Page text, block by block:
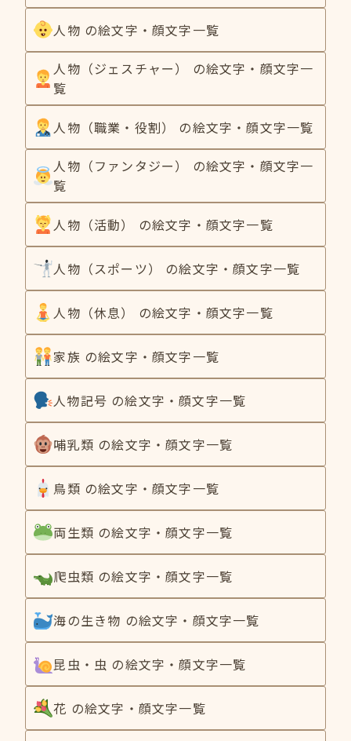
人物 の絵文字・顔文字一覧
人物（ジェスチャー） の絵文字・顔文字一
覧
人物（職業・役割） の絵文字・顔文字一覧
人物（ファンタジー） の絵文字・顔文字一
覧
人物（活動） の絵文字・顔文字一覧
人物（スポーツ） の絵文字・顔文字一覧
人物（休息） の絵文字・顔文字一覧
家族 の絵文字・顔文字一覧
人物記号 の絵文字・顔文字一覧
哺乳類 の絵文字・顔文字一覧
鳥類 の絵文字・顔文字一覧
両生類 の絵文字・顔文字一覧
爬虫類 の絵文字・顔文字一覧
海の生き物 の絵文字・顔文字一覧
昆虫・虫 の絵文字・顔文字一覧
花 の絵文字・顔文字一覧